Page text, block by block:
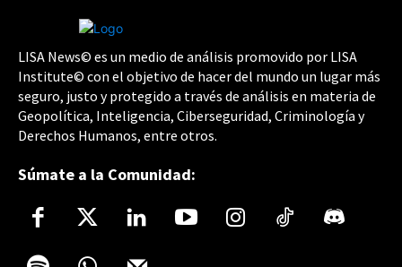
LISA News© es un medio de análisis promovido por LISA
Institute© con el objetivo de hacer del mundo un lugar más
seguro, justo y protegido a través de análisis en materia de
Geopolítica, Inteligencia, Ciberseguridad, Criminología y
Derechos Humanos, entre otros.
Súmate a la Comunidad: